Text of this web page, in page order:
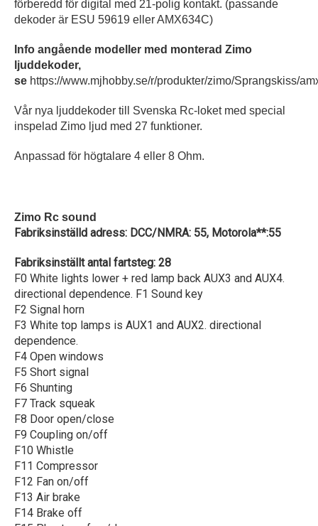
förberedd för digital med 21-polig kontakt. (passande
dekoder är ESU 59619 eller AMX634C)
Info angående modeller med monterad Zimo
ljuddekoder,
se https://www.mjhobby.se/r/produkter/zimo/Sprangskiss/
Vår nya ljuddekoder till Svenska Rc-loket med special
inspelad Zimo ljud med 27 funktioner.
Anpassad för högtalare 4 eller 8 Ohm.
Zimo Rc sound
Fabriksinställd adress: DCC/NMRA: 55, Motorola**:55
Fabriksinställt antal fartsteg: 28
F0 White lights lower + red lamp back AUX3 and AUX4.
directional dependence. F1 Sound key
F2 Signal horn
F3 White top lamps is AUX1 and AUX2. directional
dependence.
F4 Open windows
F5 Short signal
F6 Shunting
F7 Track squeak
F8 Door open/close
F9 Coupling on/off
F10 Whistle
F11 Compressor
F12 Fan on/off
F13 Air brake
F14 Brake off